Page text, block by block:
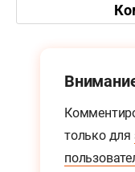
только для